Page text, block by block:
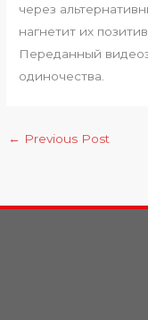
через
нагнетит их
Переданный
одиночества.
← Previous Post